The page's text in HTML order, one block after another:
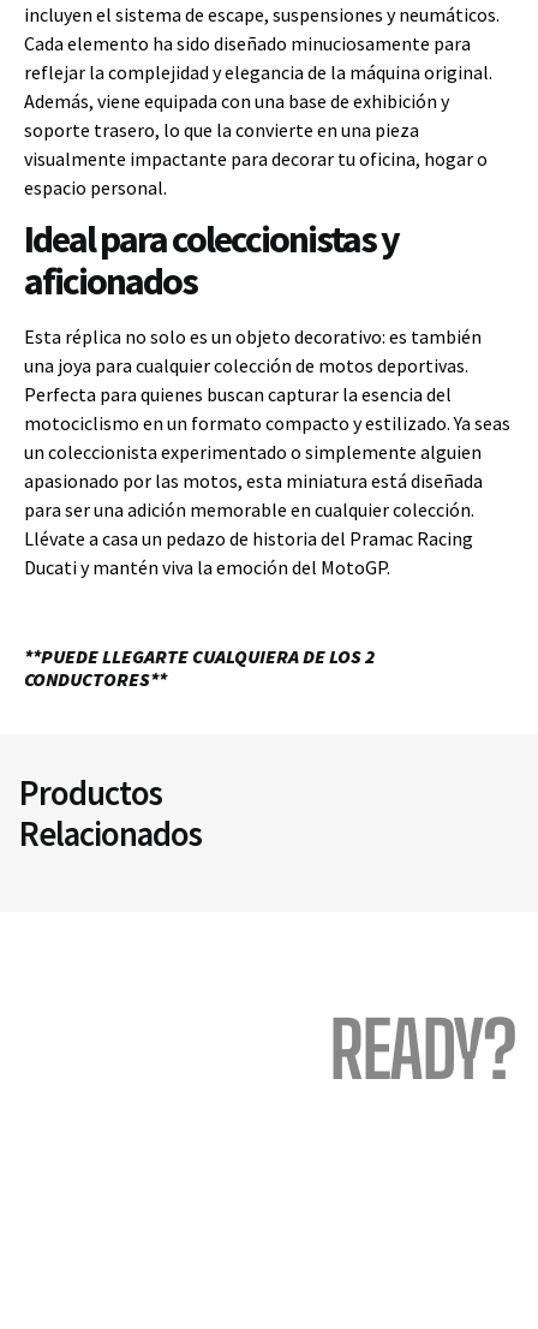
incluyen el sistema de escape, suspensiones y neumáticos.
Cada elemento ha sido diseñado minuciosamente para
reflejar la complejidad y elegancia de la máquina original.
Además, viene equipada con una base de exhibición y
soporte trasero, lo que la convierte en una pieza
visualmente impactante para decorar tu oficina, hogar o
espacio personal.
Ideal para coleccionistas y
aficionados
Esta réplica no solo es un objeto decorativo: es también
una joya para cualquier colección de motos deportivas.
Perfecta para quienes buscan capturar la esencia del
motociclismo en un formato compacto y estilizado. Ya seas
un coleccionista experimentado o simplemente alguien
apasionado por las motos, esta miniatura está diseñada
para ser una adición memorable en cualquier colección.
Llévate a casa un pedazo de historia del Pramac Racing
Ducati y mantén viva la emoción del MotoGP.
**PUEDE LLEGARTE CUALQUIERA DE LOS 2
CONDUCTORES**
Productos
Relacionados
READY?